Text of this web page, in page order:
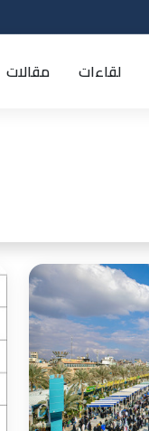
لقاءات مقالات